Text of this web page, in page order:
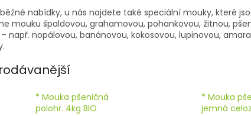
nabídky, u nás najdete také speciální mouky, které
mouku špaldovou, grahamovou, pohankovou, žitnou,
např. nopálovou, banánovou, kokosovou, lupinovou,
* Mouka pšeničná
polohr. 4kg BIO
* Mouka
jemná